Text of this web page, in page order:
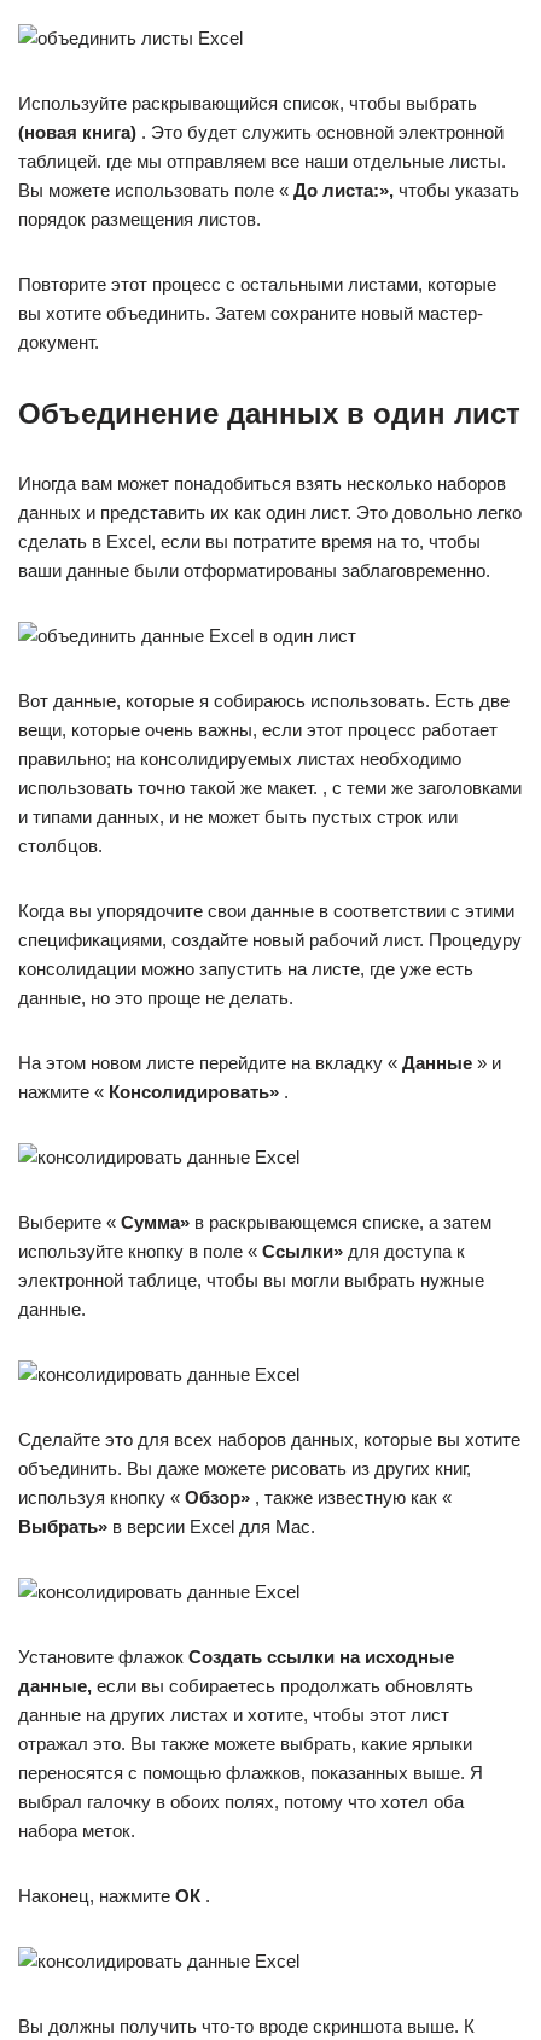
Используйте раскрывающийся список, чтобы выбрать
(новая книга) . Это будет служить основной электронной
таблицей. где мы отправляем все наши отдельные листы.
Вы можете использовать поле « До листа:», чтобы указать
порядок размещения листов.
Повторите этот процесс с остальными листами, которые
вы хотите объединить. Затем сохраните новый мастер-
документ.
Объединение данных в один лист
Иногда вам может понадобиться взять несколько наборов
данных и представить их как один лист. Это довольно легко
сделать в Excel, если вы потратите время на то, чтобы
ваши данные были отформатированы заблаговременно.
Вот данные, которые я собираюсь использовать. Есть две
вещи, которые очень важны, если этот процесс работает
правильно; на консолидируемых листах необходимо
использовать точно такой же макет. , с теми же заголовками
и типами данных, и не может быть пустых строк или
столбцов.
Когда вы упорядочите свои данные в соответствии с этими
спецификациями, создайте новый рабочий лист. Процедуру
консолидации можно запустить на листе, где уже есть
данные, но это проще не делать.
На этом новом листе перейдите на вкладку « Данные » и
нажмите « Консолидировать» .
Выберите « Сумма» в раскрывающемся списке, а затем
используйте кнопку в поле « Ссылки» для доступа к
электронной таблице, чтобы вы могли выбрать нужные
данные.
Сделайте это для всех наборов данных, которые вы хотите
объединить. Вы даже можете рисовать из других книг,
используя кнопку « Обзор» , также известную как «
Выбрать» в версии Excel для Mac.
Установите флажок Создать ссылки на исходные
данные, если вы собираетесь продолжать обновлять
данные на других листах и ​​хотите, чтобы этот лист
отражал это. Вы также можете выбрать, какие ярлыки
переносятся с помощью флажков, показанных выше. Я
выбрал галочку в обоих полях, потому что хотел оба
набора меток.
Наконец, нажмите ОК .
Вы должны получить что-то вроде скриншота выше. К